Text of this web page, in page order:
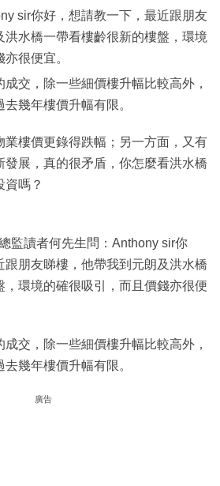
sir你好，想請教一下，最近跟朋友
洪水橋一帶看樓齡很新的樓盤，環境
很便宜。
交，除一些細價樓升幅比較高外，
幾年樓價升幅有限。
業樓價更錄得跌幅；另一方面，又有
發展，真的很矛盾，你怎麼看洪水橋
資嗎？
監讀者何先生問：Anthony sir你
跟朋友睇樓，他帶我到元朗及洪水橋
，環境的確很吸引，而且價錢亦很便
交，除一些細價樓升幅比較高外，
幾年樓價升幅有限。
廣告